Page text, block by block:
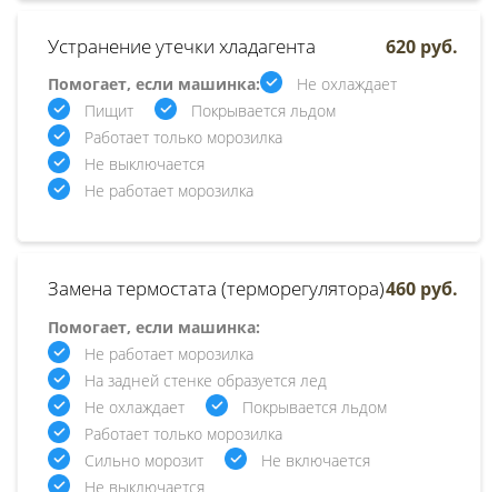
Устранение утечки хладагента
Помогает, если машинка:
Не охлаждает
Пищит
Покрывается льдом
Работает только морозилка
Не выключается
Не работает морозилка
620 руб.
Замена термостата (терморегулятора)
Помогает, если машинка:
Не работает морозилка
На задней стенке образуется лед
Не охлаждает
Покрывается льдом
Работает только морозилка
Сильно морозит
Не включается
Не выключается
460 руб.